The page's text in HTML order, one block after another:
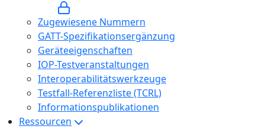
Zugewiesene Nummern
GATT-Spezifikationsergänzung
Geräteeigenschaften
IOP-Testveranstaltungen
Interoperabilitätswerkzeuge
Testfall-Referenzliste (TCRL)
Informationspublikationen
Ressourcen